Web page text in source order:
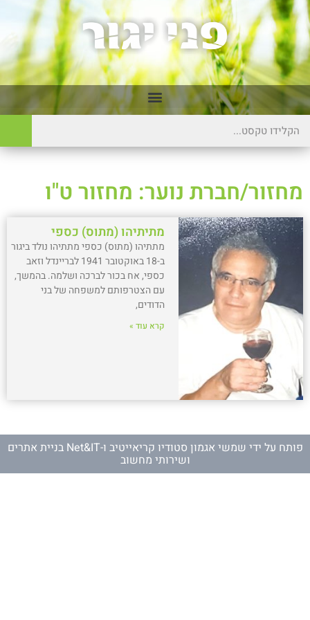
מחזור/חברת נוער: מחזור ט"ו
מתיתיהו (מתוס) כספי
מתתיהו (מתוס) כספי מתתיהו נולד ביגור
ב-18 באוקטובר 1941 לבריינדל וזאב
כספי, אח בכור לברכה ושלמה. בהמשך,
עם הצטרפותם למשפחה של בני
הדודים,
קרא עוד »
פותח על ידי שמשי אגמון סטודיו קריאייטיב ו- Net&IT בניית אתרים
ושירותי מחשוב